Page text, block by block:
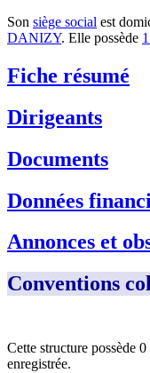
Son siège social est
DANIZY. Elle possède 1
Fiche résumé
Dirigeants
Documents
Données
Annonces et
Conventions
Cette structure possède 0
enregistrée.